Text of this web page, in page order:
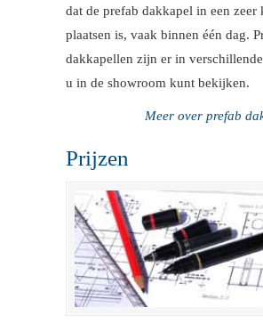
dat de prefab dakkapel in een zeer
plaatsen is, vaak binnen één dag.
dakkapellen zijn er in
u in de showroom kunt bekijken.
Meer over prefab
Prijzen